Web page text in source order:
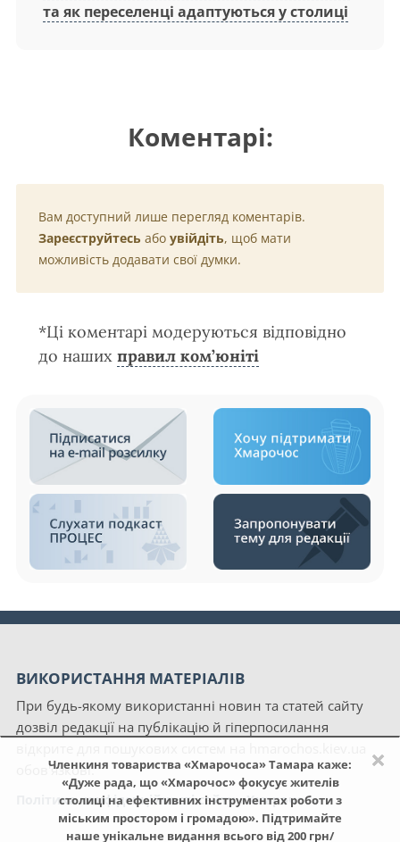
×
Членкиня товариства «Хмарочоса» Тамара каже:
«Дуже рада, що «Хмарочос» фокусує жителів
столиці на ефективних інструментах роботи з
міським простором і громадою». Підтримайте
наше унікальне видання всього від 200 грн/
та як переселенці адаптуються у столиці
Коментарі:
Вам доступний лише перегляд коментарів.
Зареєструйтесь або увійдіть, щоб мати
можливість додавати свої думки.
*Ці коментарі модеруються відповідно
до наших правил ком’юніті
ВИКОРИСТАННЯ МАТЕРІАЛІВ
При будь-якому використанні новин та статей сайту
дозвіл редакції на публікацію й гіперпосилання
обов'язкові.
Політика конфіденційності сайту «Хмарочос»